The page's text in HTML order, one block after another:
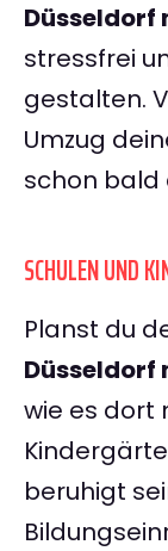
Düsseldorf
stressfrei
gestalten.
Umzug
schon bald
SCHULEN UND
Planst du
Düsseldorf
wie es dort
beruhigt